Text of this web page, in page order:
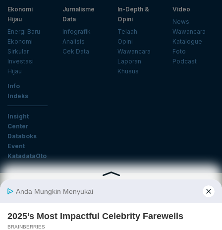
Ekonomi
Hijau
Energi Baru
Ekonomi
Sirkular
Investasi
Hijau
Jurnalisme
Data
Infografik
Analisis
Cek Data
In-Depth &
Opini
Telaah
Opini
Wawancara
Laporan
Khusus
Video
News
Wawancara
Katalogue
Foto
Podcast
Info
Indeks
Insight
Center
Databoks
Event
KatadataOto